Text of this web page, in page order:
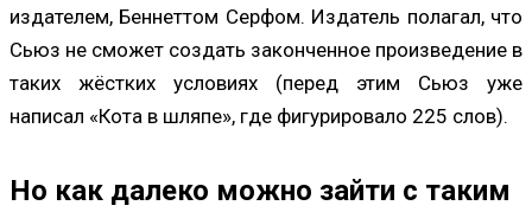
издателем, Беннеттом Серфом. Издатель полагал, что
Сьюз не сможет создать законченное произведение в
таких жёстких условиях (перед этим Сьюз уже
написал «Кота в шляпе», где фигурировало 225 слов).
Но как далеко можно зайти с таким